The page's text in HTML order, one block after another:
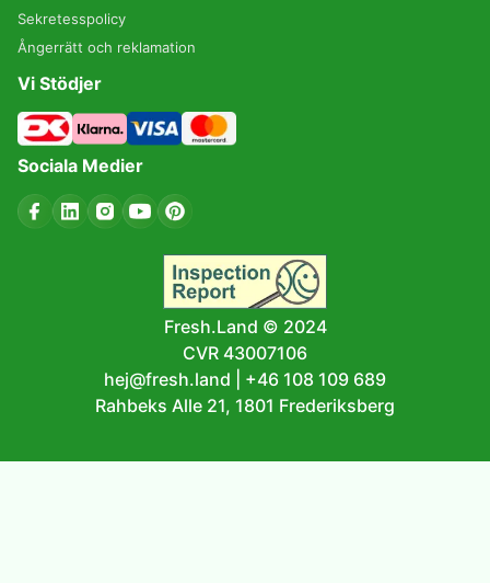
Sekretesspolicy
Ångerrätt och reklamation
Vi Stödjer
Sociala Medier
Fresh.Land © 2024
CVR 43007106
hej@fresh.land
+46 108 109 689
Rahbeks Alle 21, 1801 Frederiksberg